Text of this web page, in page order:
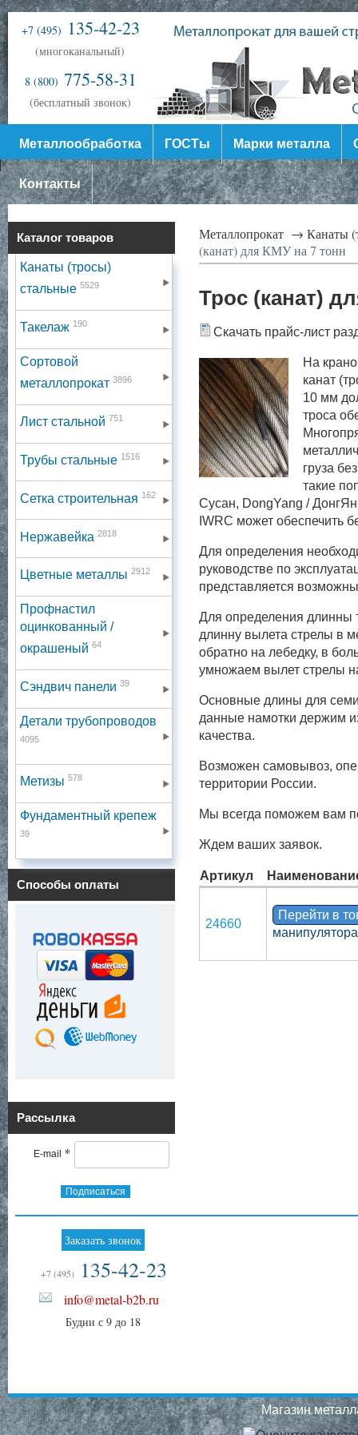
+7 (495) 135-42-23
(многоканальный)
8 (800) 775-58-31
(бесплатный звонок)
Металлообработка ГОСТы Марки металла
Контакты
Каталог товаров
Канаты (тросы)
стальные 5529
Такелаж 190
Сортовой
металлопрокат 3896
Лист стальной 751
Трубы стальные 1516
Сетка строительная 162
Нержавейка 2818
Цветные металлы 2912
Профнастил
оцинкованный /
окрашеный 64
Сэндвич панели 39
Детали трубопроводов
4095
Метизы 578
Фундаментный крепеж
39
Способы оплаты
Рассылка
E-mail *
Подписаться
Металлопрокат → Канаты
(канат) для КМУ на 7 тонн
Трос (канат)
Скачать прайс-лист
На
канат
10 мм
троса
груза
такие
Сусан, DongYang /
IWRC может обеспечить
Для определения
руководстве по
представляется
Для определения длинны
длинну вылета стрелы в
обратно на лебедку, в
умножаем вылет стрелы
Основные длины для
данные намотки держим
качества.
Возможен самовывоз,
территории России.
Мы всегда поможем вам
Ждем ваших заявок.
Артикул
24660
Перейти в
манипулятора
Заказать звонок
+7 (495) 135-42-23
info@metal-b2b.ru
Будни с 9 до 18
Магазин